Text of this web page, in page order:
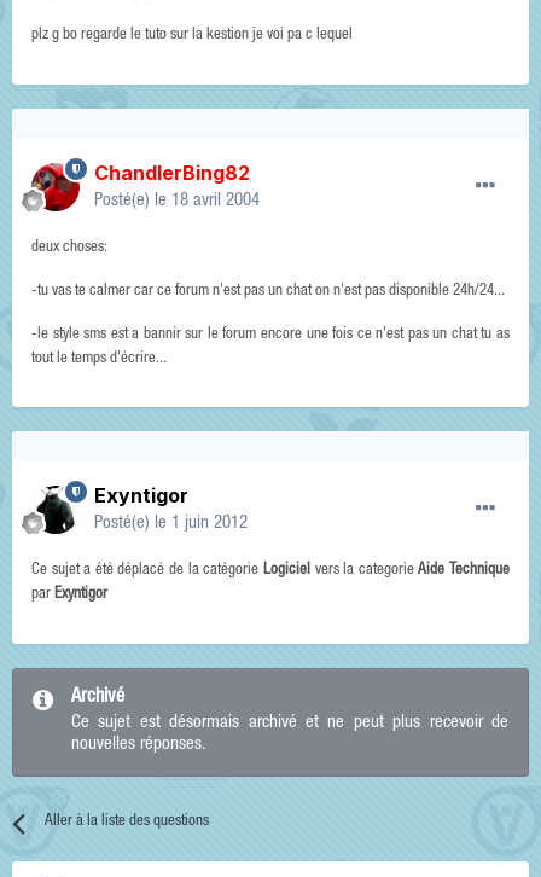
plz g bo regarde le tuto sur la kestion je voi pa c lequel
ChandlerBing82
Posté(e) le 18 avril 2004
deux choses:
-tu vas te calmer car ce forum n'est pas un chat on n'est pas disponible 24h/24...
-le style sms est a bannir sur le forum encore une fois ce n'est pas un chat tu as
tout le temps d'écrire...
Exyntigor
Posté(e) le 1 juin 2012
Ce sujet a été déplacé de la catégorie Logicielvers la categorieAide Technique
par Exyntigor
Archivé
Ce sujet est désormais archivé et ne peut plus recevoir de
nouvelles réponses.
Aller à la liste des questions